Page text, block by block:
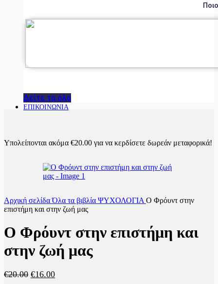
Δείτε τα όλα
ΕΠΙΚΟΙΝΩΝΙΑ
Υπολείπονται ακόμα €20.00 για να κερδίσετε δωρεάν μεταφορικά!
Αρχική σελίδαΌλα τα βιβλία ΨΥΧΟΛΟΓΙΑ Ο Φρόυντ στην
επιστήμη και στην ζωή μας
Ο Φρόυντ στην επιστήμη και
στην ζωή μας
€20.00 Original
€16.00Η